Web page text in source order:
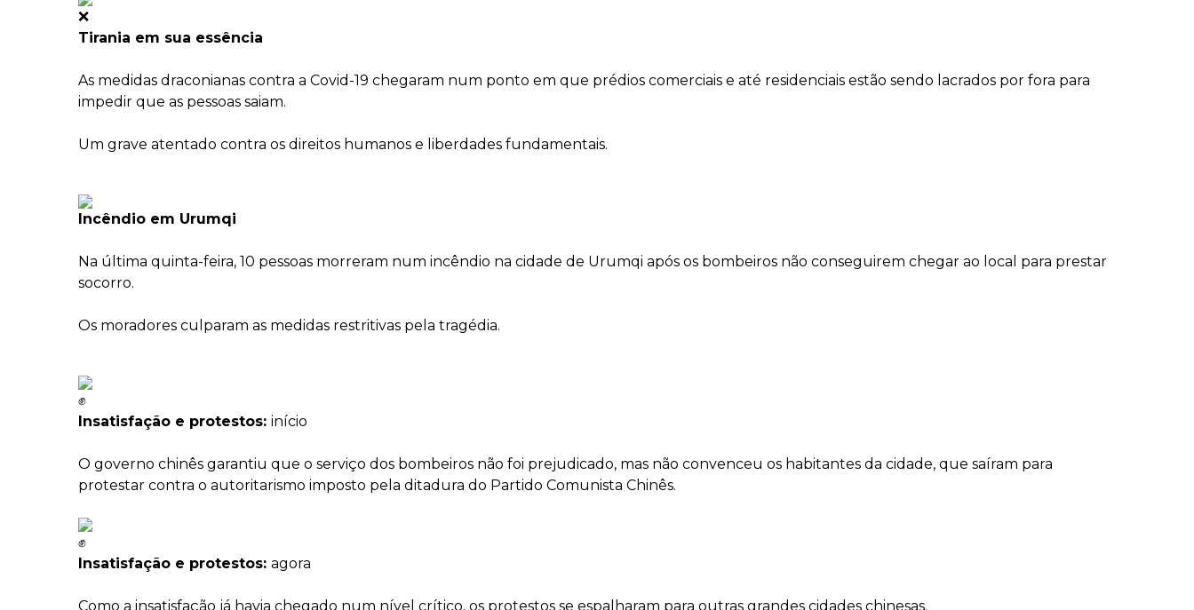
Tirania em sua essência
As medidas draconianas contra a Covid-19 chegaram num ponto em que prédios comerciais e até residenciais estão sendo lacrados por fora para
impedir que as pessoas saiam.
Um grave atentado contra os direitos humanos e liberdades fundamentais.
Incêndio em Urumqi
Na última quinta-feira, 10 pessoas morreram num incêndio na cidade de Urumqi após os bombeiros não conseguirem chegar ao local para prestar
socorro.
Os moradores culparam as medidas restritivas pela tragédia.
Insatisfação e protestos: início
O governo chinês garantiu que o serviço dos bombeiros não foi prejudicado, mas não convenceu os habitantes da cidade, que saíram para
protestar contra o autoritarismo imposto pela ditadura do Partido Comunista Chinês.
Insatisfação e protestos: agora
Como a insatisfação já havia chegado num nível crítico, os protestos se espalharam para outras grandes cidades chinesas.